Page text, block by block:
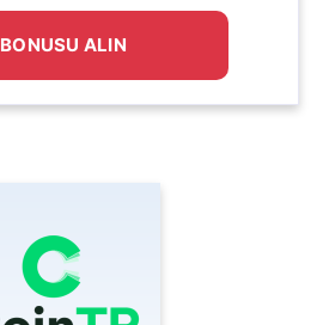
BONUSU ALIN